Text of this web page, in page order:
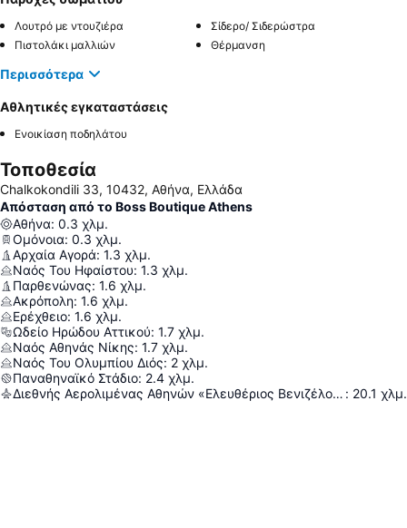
Λουτρό με ντουζιέρα
Σίδερο/ Σιδερώστρα
Πιστολάκι μαλλιών
Θέρμανση
Περισσότερα
Αθλητικές εγκαταστάσεις
Ενοικίαση ποδηλάτου
Τοποθεσία
Chalkokondili 33, 10432, Αθήνα, Ελλάδα
Απόσταση από το Boss Boutique Athens
Αθήνα: 0.3 χλμ.
Ομόνοια: 0.3 χλμ.
Αρχαία Αγορά: 1.3 χλμ.
Ναός Του Ηφαίστου: 1.3 χλμ.
Παρθενώνας: 1.6 χλμ.
Ακρόπολη: 1.6 χλμ.
Ερέχθειο: 1.6 χλμ.
Ωδείο Ηρώδου Αττικού: 1.7 χλμ.
Ναός Αθηνάς Νίκης: 1.7 χλμ.
Ναός Του Ολυμπίου Διός: 2 χλμ.
Παναθηναϊκό Στάδιο: 2.4 χλμ.
Διεθνής Αερολιμένας Αθηνών «Ελευθέριος Βενιζέλος» : 20.1 χλμ.